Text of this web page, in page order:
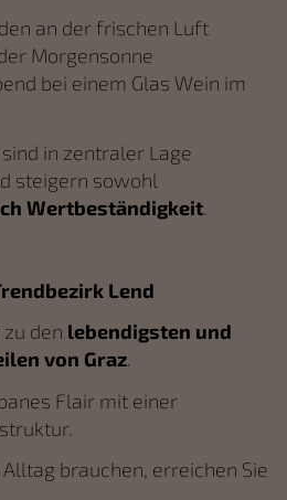
an der frischen Luft
Morgensonne
bei einem Glas Wein im
in zentraler Lage
steigern sowohl
Wertbeständigkeit.
Lend
den lebendigsten und
von Graz.
Flair mit einer
brauchen, erreichen Sie